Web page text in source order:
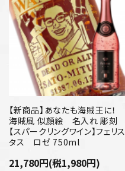
【新商品】あなたも海賊王に！
海賊風 似顔絵 名入れ 彫刻
【スパークリングワイン】フェリス
タス ロゼ 750ml
21,780円(税1,980円)